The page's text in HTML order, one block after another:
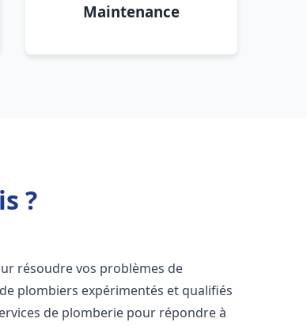
Maintenance
?
résoudre vos problèmes de
plombiers expérimentés et qualifiés
de plomberie pour répondre à